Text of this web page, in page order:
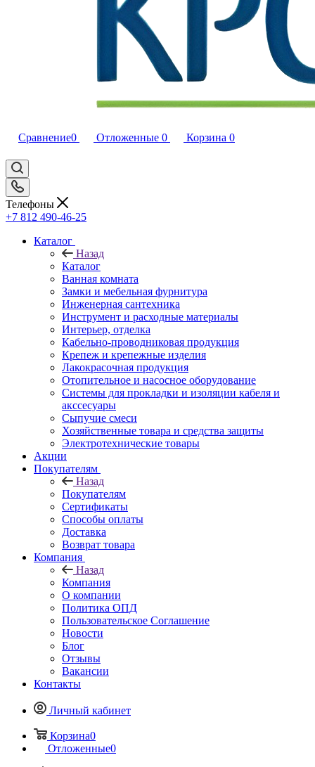
Сравнение0 Отложенные 0 Корзина 0
Телефоны
+7 812 490-46-25
Каталог
Назад
Каталог
Ванная комната
Замки и мебельная фурнитура
Инженерная сантехника
Инструмент и расходные материалы
Интерьер, отделка
Кабельно-проводниковая продукция
Крепеж и крепежные изделия
Лакокрасочная продукция
Отопительное и насосное оборудование
Системы для прокладки и изоляции кабеля и
акссесуары
Сыпучие смеси
Хозяйственные товара и средства защиты
Электротехнические товары
Акции
Покупателям
Назад
Покупателям
Сертификаты
Способы оплаты
Доставка
Возврат товара
Компания
Назад
Компания
О компании
Политика ОПД
Пользовательское Соглашение
Новости
Блог
Отзывы
Вакансии
Контакты
Личный кабинет
Корзина0
Отложенные0